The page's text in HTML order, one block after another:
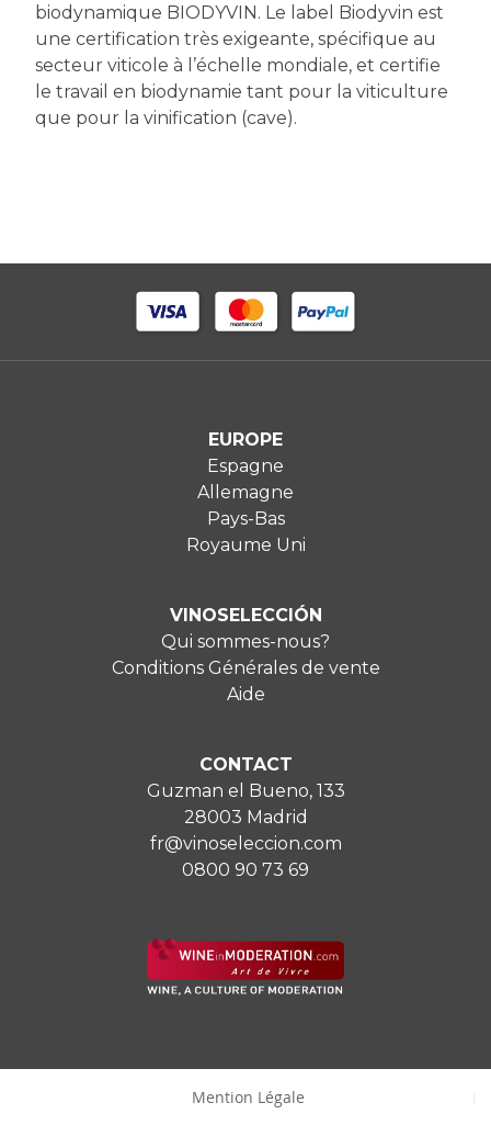
biodynamique BIODYVIN. Le label Biodyvin est
une certification très exigeante, spécifique au
secteur viticole à l’échelle mondiale, et certifie
le travail en biodynamie tant pour la viticulture
que pour la vinification (cave).
EUROPE
Espagne
Allemagne
Pays-Bas
Royaume Uni
VINOSELECCIÓN
Qui sommes-nous?
Conditions Générales de vente
Aide
CONTACT
Guzman el Bueno, 133
28003 Madrid
fr@vinoseleccion.com
0800 90 73 69
Mention Légale